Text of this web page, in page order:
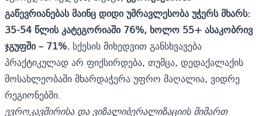
გაწევრიანებას მაინც დიდი უმრავლესობა უჭერს მხარს:
35-54 წლის კატეგორიაში 76%, ხოლო 55+ ასაკობრივ
ჯგუფში – 71%. სქესის მიხედვით განსხვავება
პრაქტიკულად არ ფიქსირდება, თუმცა, დედაქალაქის
მოსახლეობაში მხარდაჭერა უფრო მაღალია, ვიდრე
რეგიონებში.
ევროკავშირისა და ვიზალიბერალიზაციის მიმართ